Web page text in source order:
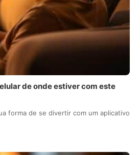
de onde estiver com este
forma de se divertir com um aplicativo